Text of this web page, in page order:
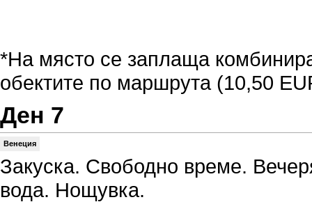
*На място се заплаща
обектите по маршрута (10,50
Ден 7
Венеция
Закуска. Свободно време.
вода. Нощувка.